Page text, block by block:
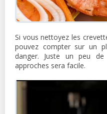
Si vous nettoyez les
pouvez compter sur un
danger. Juste un peu
approches sera facile.